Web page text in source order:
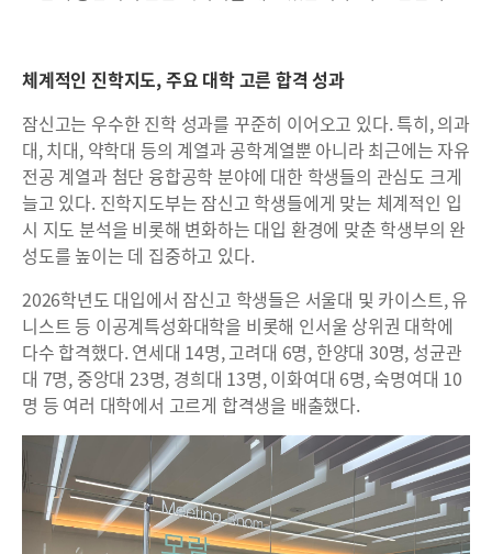
체계적인 진학지도, 주요 대학 고른 합격 성과
잠신고는 우수한 진학 성과를 꾸준히 이어오고 있다. 특히, 의과
대, 치대, 약학대 등의 계열과 공학계열뿐 아니라 최근에는 자유
전공 계열과 첨단 융합공학 분야에 대한 학생들의 관심도 크게
늘고 있다. 진학지도부는 잠신고 학생들에게 맞는 체계적인 입
시 지도 분석을 비롯해 변화하는 대입 환경에 맞춘 학생부의 완
성도를 높이는 데 집중하고 있다.
2026학년도 대입에서 잠신고 학생들은 서울대 및 카이스트, 유
니스트 등 이공계특성화대학을 비롯해 인서울 상위권 대학에
다수 합격했다. 연세대 14명, 고려대 6명, 한양대 30명, 성균관
대 7명, 중앙대 23명, 경희대 13명, 이화여대 6명, 숙명여대 10
명 등 여러 대학에서 고르게 합격생을 배출했다.